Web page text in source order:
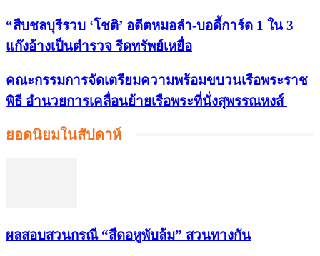
“สืบชลบุรีรวบ ‘โชติ’ อดีตหมอลำ-บอดี้การ์ด 1 ใน 3
แก๊งอ้างเป็นตำรวจ รีดทรัพย์เหยื่อ
คณะกรรมการจัดเตรียมความพร้อมขบวนเรือพระราช
พิธี อำนวยการเคลื่อนย้ายเรือพระที่นั่งสุพรรณหงส์
ยอดนิยมในสัปดาห์
ผลสอบสวนกรณี “สีดอหูพับล้ม” สวนทางกัน